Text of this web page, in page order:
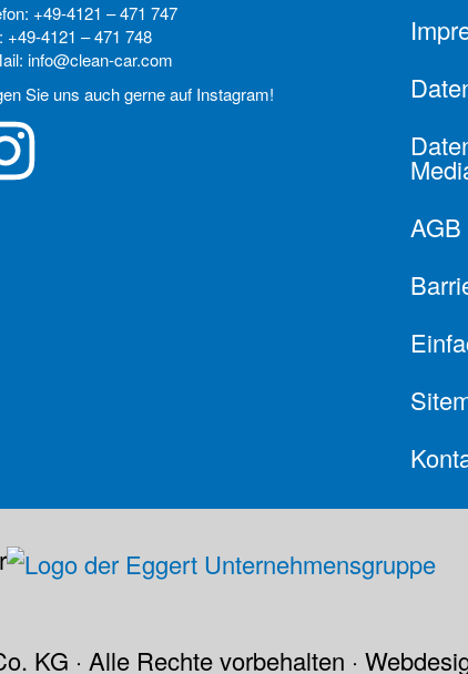
+49-4121 – 471 747
+49-4121 – 471 748
info@clean-car.com
Sie uns auch gerne auf Instagram!
AGB
KG · Alle Rechte vorbehalten ·